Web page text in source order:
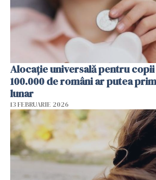
Alocație universală pentru copii
100.000 de români ar putea
lunar
13 FEBRUARIE 2026